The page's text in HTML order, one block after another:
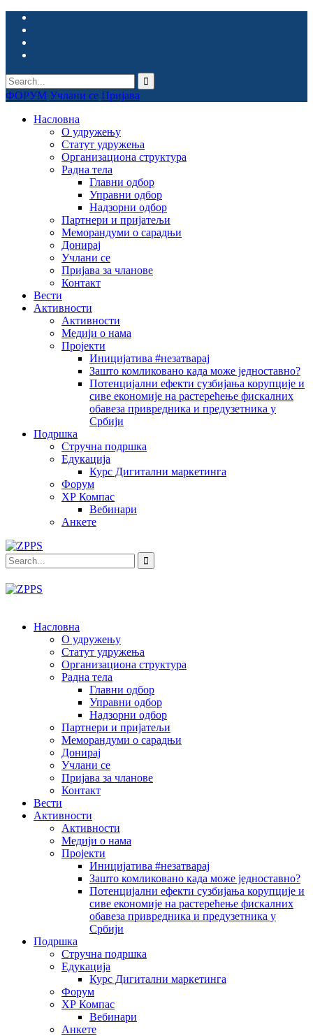
ФОРУМ Учлани се Пријава
Насловна
О удружењу
Статут удружења
Организациона структура
Радна тела
Главни одбор
Управни одбор
Надзорни одбор
Партнери и пријатељи
Меморандуми о сарадњи
Донирај
Учлани се
Пријава за чланове
Контакт
Вести
Активности
Активности
Медији о нама
Пројекти
Иницијатива #незатварај
Зашто комликовано када може једноставно?
Потенцијални ефекти сузбијања корупције и
сиве економије на растерећење фискалних
обавеза привредника и предузетника у
Србији
Подршка
Стручна подршка
Едукација
Курс Дигитални маркетинга
Форум
ХР Компас
Вебинари
Анкете
Насловна
О удружењу
Статут удружења
Организациона структура
Радна тела
Главни одбор
Управни одбор
Надзорни одбор
Партнери и пријатељи
Меморандуми о сарадњи
Донирај
Учлани се
Пријава за чланове
Контакт
Вести
Активности
Активности
Медији о нама
Пројекти
Иницијатива #незатварај
Зашто комликовано када може једноставно?
Потенцијални ефекти сузбијања корупције и
сиве економије на растерећење фискалних
обавеза привредника и предузетника у
Србији
Подршка
Стручна подршка
Едукација
Курс Дигитални маркетинга
Форум
ХР Компас
Вебинари
Анкете